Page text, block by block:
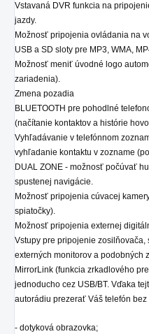
Vstavaná DVR funkcia na
jazdy.
Možnosť pripojenia ovládania na
USB a SD sloty pre MP3, WMA,
Možnosť meniť úvodné logo
zariadenia).
Zmena pozadia
BLUETOOTH pre pohodlné
(načítanie kontaktov a histórie
Vyhľadávanie v telefónnom
vyhľadanie kontaktu v zozname
DUAL ZONE - možnosť počúvať
spustenej navigácie.
Možnosť pripojenia cúvacej
spiatočky).
Možnosť pripojenia externej
Vstupy pre pripojenie
externých monitorov a podobných
MirrorLink (funkcia zrkadlového
jednoducho cez USB/BT. Vďaka
autorádiu prezerať Váš telefón
- dotyková obrazovka;